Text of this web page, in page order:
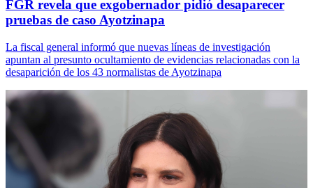
FGR revela que exgobernador pidió desaparecer
pruebas de caso Ayotzinapa
La fiscal general informó que nuevas líneas de investigación
apuntan al presunto ocultamiento de evidencias relacionadas con la
desaparición de los 43 normalistas de Ayotzinapa